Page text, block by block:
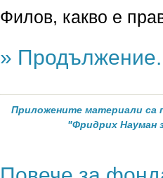
Филов, какво е
»
Приложените материали са
"Фридрих Науман